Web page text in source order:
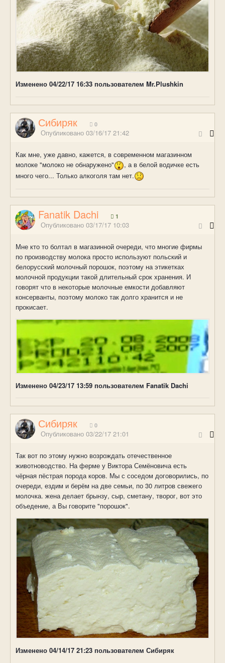
Изменено 04/22/17 16:33 пользователем Mr.Plushkin
Сибиряк 0
Опубликовано 03/16/17 21:42
Как мне, уже давно, кажется, в современном магазинном
молоке "молоко не обнаружено"
, а в белой водичке есть
много чего... Только алкоголя там нет.
Fanatik Dachi 1
Опубликовано 03/17/17 10:03
Мне кто то болтал в магазинной очереди, что многие фирмы
по производству молока просто используют польский и
белорусский молочный порошок, поэтому на этикетках
молочной продукции такой длительный срок хранения. И
говорят что в некоторые молочные емкости добавляют
консерванты, поэтому молоко так долго хранится и не
прокисает.
Изменено 04/23/17 13:59 пользователем Fanatik Dachi
Сибиряк 0
Опубликовано 03/22/17 21:01
Так вот по этому нужно возрождать отечественное
животноводство. На ферме у Виктора Семёновича есть
чёрная пёстрая порода коров. Мы с соседом договорились, по
очереди, ездим и берём на две семьи, по 30 литров свежего
молочка. жена делает брынзу, сыр, сметану, творог, вот это
объедение, а Вы говорите "порошок".
Изменено 04/14/17 21:23 пользователем Сибиряк